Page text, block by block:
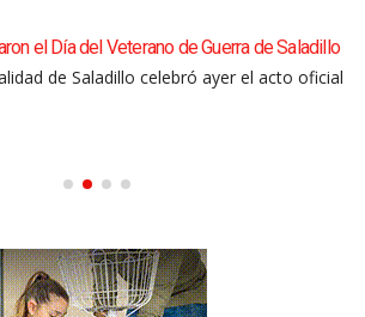
el Día del Veterano de Guerra de Saladillo
de Saladillo celebró ayer el acto oficial